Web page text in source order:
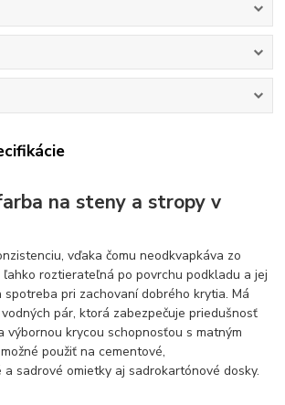
na steny a stropy v
vďaka čomu neodkvapkáva zo
ľahko roztierateľná po povrchu podkladu a jej
pri zachovaní dobrého krytia. Má
pár, ktorá zabezpečuje priedušnosť
výbornou krycou schopnosťou s matným
použiť na cementové,
sadrové omietky aj sadrokartónové dosky.